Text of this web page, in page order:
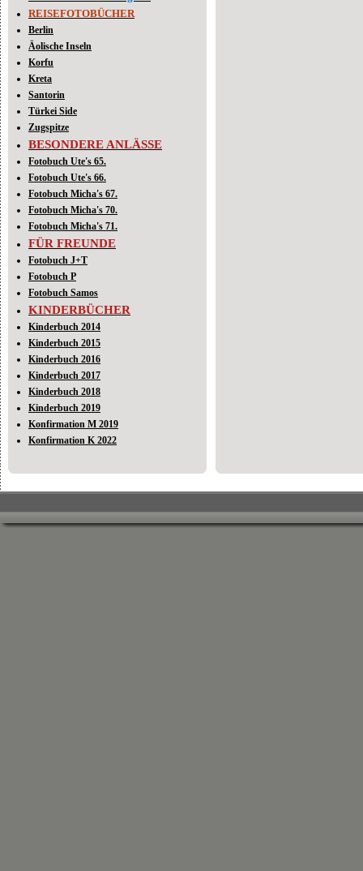
REISEFOTOBÜCHER
Berlin
Äolische Inseln
Korfu
Kreta
Santorin
Türkei Side
Zugspitze
BESONDERE ANLÄSSE
Fotobuch Ute's 65.
Fotobuch Ute's 66.
Fotobuch Micha's 67.
Fotobuch Micha's 70.
Fotobuch Micha's 71.
FÜR FREUNDE
Fotobuch J+T
Fotobuch P
Fotobuch Samos
KINDERBÜCHER
Kinderbuch 2014
Kinderbuch 2015
Kinderbuch 2016
Kinderbuch 2017
Kinderbuch 2018
Kinderbuch 2019
Konfirmation M 2019
Konfirmation K 2022